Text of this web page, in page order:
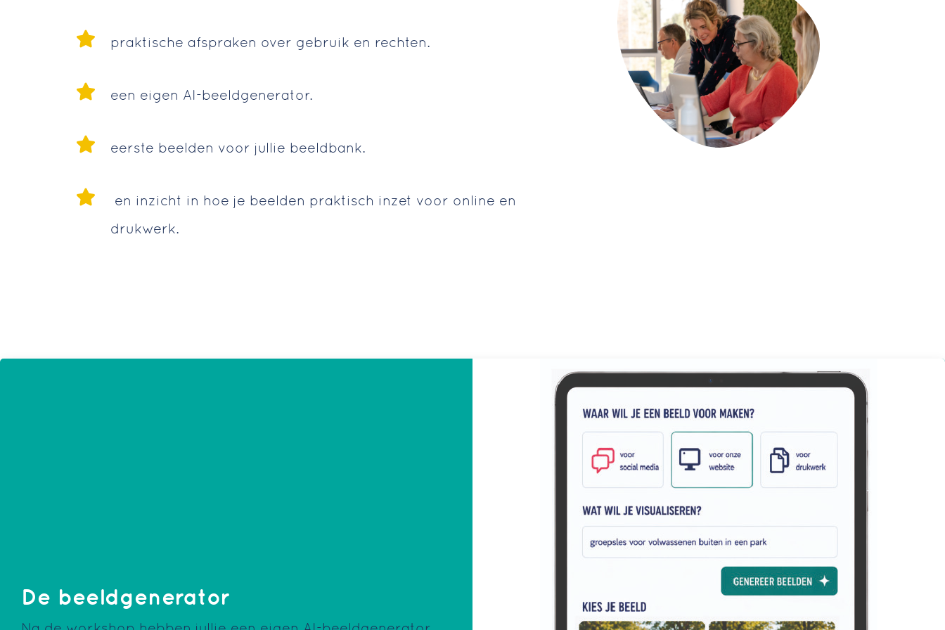
praktische afspraken over gebruik en rechten.
een eigen AI-beeldgenerator.
eerste beelden voor jullie beeldbank.
en inzicht in hoe je beelden praktisch inzet voor online en
drukwerk.
De beeldgenerator